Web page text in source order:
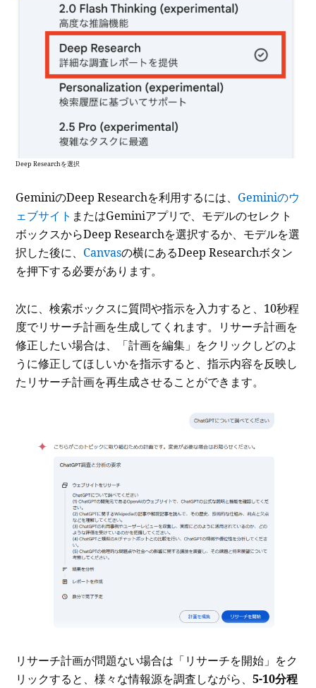
Deep Researchを選択
GeminiのDeep Researchを利用するには、 Geminiのウ
ェブサイト またはGeminiアプリで、モデルのセレクト
ボックスからDeep Researchを選択するか、モデルを選
択した後に、 Canvasの横にあるDeep Researchボタン
を押下する必要があります。
次に、検索ボックスに質問や指示を入力すると、10秒程
度でリサーチ計画を生成してくれます。リサーチ計画を
修正したい場合は、「計画を編集」をクリックしどのよ
うに修正してほしいかを指示すると、指示内容を反映し
たリサーチ計画を再生成させることができます。
リサーチ計画が問題ない場合は「リサーチを開始」をク
リックすると、様々な情報源を調査しながら、5-10分程